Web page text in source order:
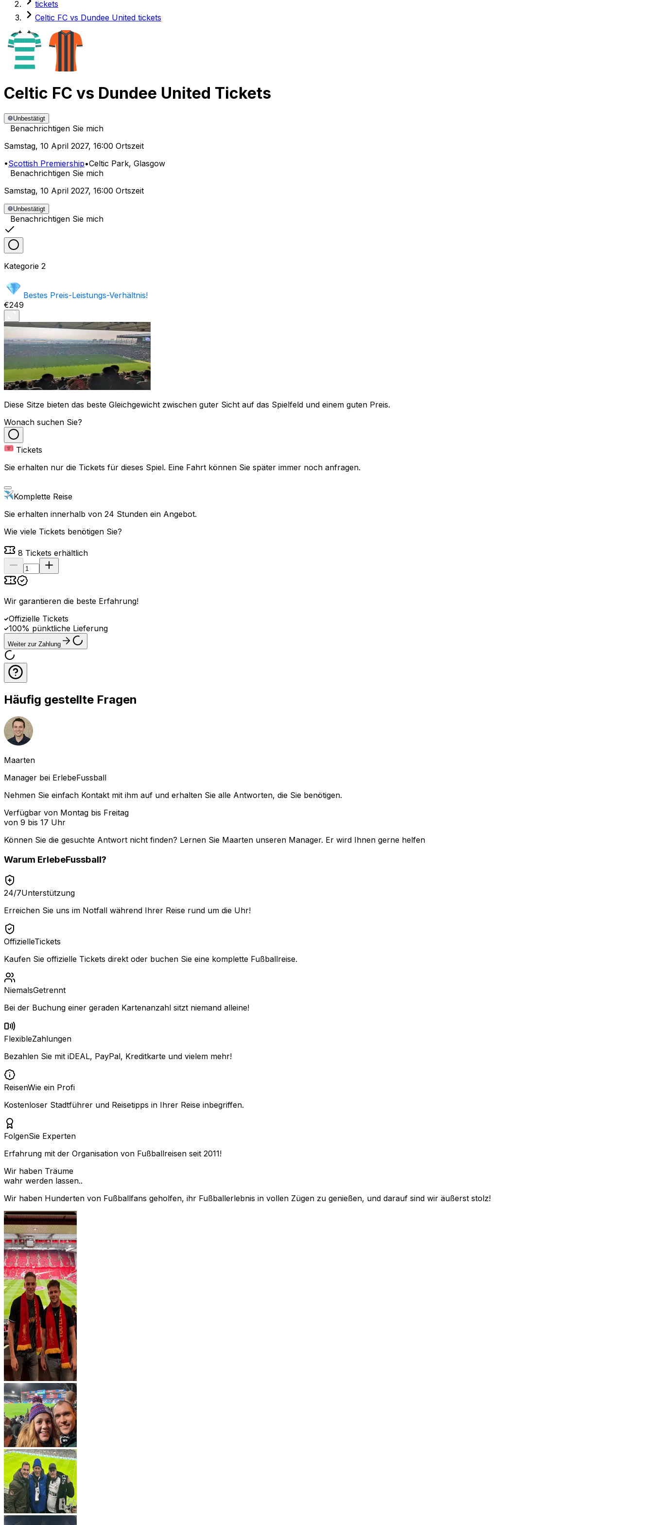
tickets
Celtic FC vs Dundee United tickets
Celtic FC vs Dundee United Tickets
Unbestätigt
Benachrichtigen Sie mich
Samstag, 10 April 2027, 16:00 Ortszeit
•Scottish Premiership•Celtic Park, Glasgow
Benachrichtigen Sie mich
Samstag, 10 April 2027, 16:00 Ortszeit
Unbestätigt
Benachrichtigen Sie mich
Kategorie 2
Bestes Preis-Leistungs-Verhältnis!
€249
Diese Sitze bieten das beste Gleichgewicht zwischen guter Sicht auf das Spielfeld und einem guten Preis.
Wonach suchen Sie?
Tickets
Sie erhalten nur die Tickets für dieses Spiel. Eine Fahrt können Sie später immer noch anfragen.
Komplette Reise
Sie erhalten innerhalb von 24 Stunden ein Angebot.
Wie viele Tickets benötigen Sie?
8 Tickets erhältlich
Wir garantieren die beste Erfahrung!
Offizielle Tickets
100% pünktliche Lieferung
Weiter zur Zahlung
Häufig gestellte Fragen
Maarten
Manager bei ErlebeFussball
Nehmen Sie einfach Kontakt mit ihm auf und erhalten Sie alle Antworten, die Sie benötigen.
Verfügbar von Montag bis Freitag
von 9 bis 17 Uhr
Können Sie die gesuchte Antwort nicht finden? Lernen Sie Maarten unseren Manager. Er wird Ihnen gerne helfen
Warum ErlebeFussball?
24/7Unterstützung
Erreichen Sie uns im Notfall während Ihrer Reise rund um die Uhr!
OffizielleTickets
Kaufen Sie offizielle Tickets direkt oder buchen Sie eine komplette Fußballreise.
NiemalsGetrennt
Bei der Buchung einer geraden Kartenanzahl sitzt niemand alleine!
FlexibleZahlungen
Bezahlen Sie mit iDEAL, PayPal, Kreditkarte und vielem mehr!
ReisenWie ein Profi
Kostenloser Stadtführer und Reisetipps in Ihrer Reise inbegriffen.
FolgenSie Experten
Erfahrung mit der Organisation von Fußballreisen seit 2011!
Wir haben Träume
wahr werden lassen..
Wir haben Hunderten von Fußballfans geholfen, ihr Fußballerlebnis in vollen Zügen zu genießen, und darauf sind wir äußerst stolz!